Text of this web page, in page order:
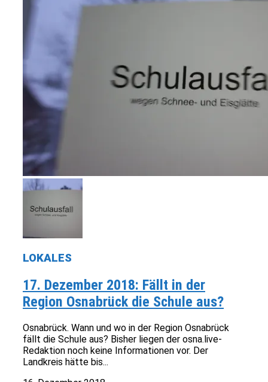
LOKALES
17. Dezember 2018: Fällt in der
Region Osnabrück die Schule aus?
Osnabrück. Wann und wo in der Region Osnabrück
fällt die Schule aus? Bisher liegen der osna.live-
Redaktion noch keine Informationen vor. Der
Landkreis hätte bis...